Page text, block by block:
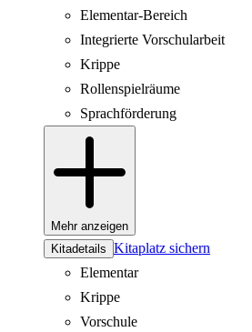
Elementar-Bereich
Integrierte Vorschularbeit
Krippe
Rollenspielräume
Sprachförderung
Mehr anzeigen
Kitadetails Kitaplatz sichern
Elementar
Krippe
Vorschule